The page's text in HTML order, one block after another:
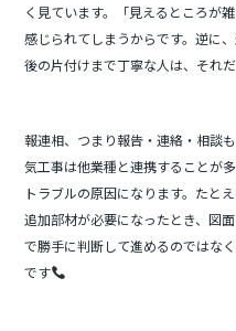
く見ています。「見えるところが
感じられてしまうからです。逆に
後の片付けまで丁寧な人は、それ
報連相、つまり報告・連絡・相談
気工事は他業種と連携することが
トラブルの原因になります。たと
追加部材が必要になったとき、図
で勝手に判断して進めるのではな
です